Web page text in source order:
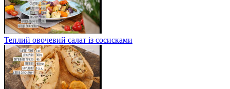
Теплий овочевий салат із сосисками